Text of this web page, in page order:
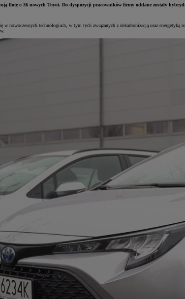
flotę o 36 nowych Toyot. Do dyspozycji pracowników firmy oddane zostały
nowoczesnych technologiach, w tym tych związanych z dekarbonizacją oraz